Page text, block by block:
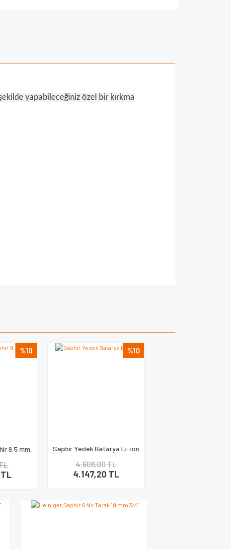
yapabileceğiniz özel bir kırkma
%10
9,5 mm.
%10
Saphir Yedek Batarya Li-ion
4.608,00 TL
4.147,20 TL